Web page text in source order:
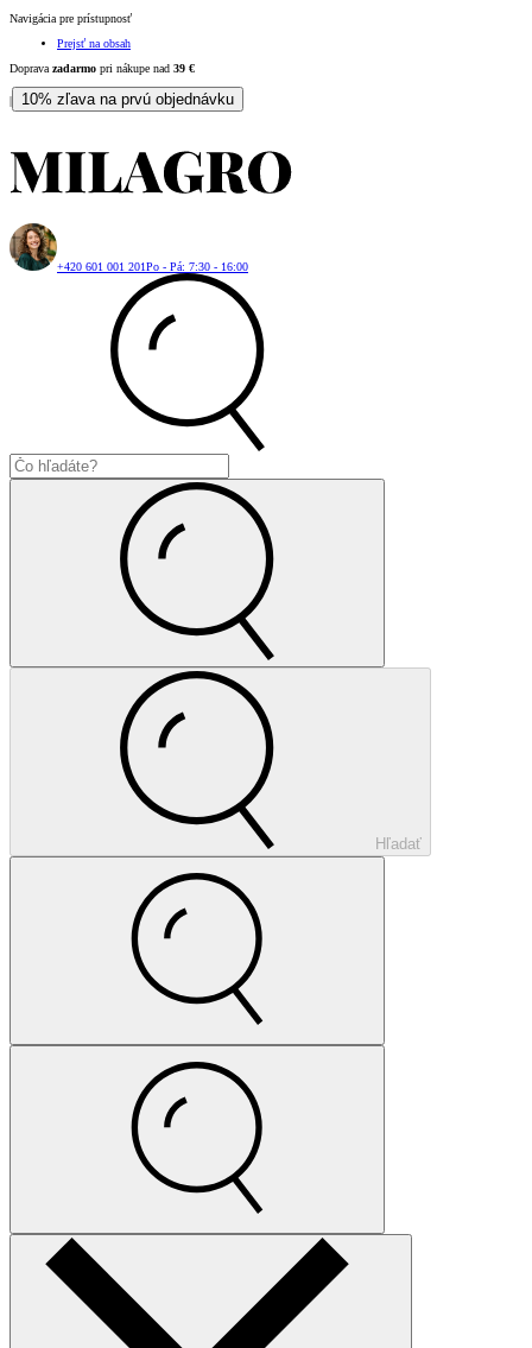
Navigácia pre prístupnosť
Prejsť na obsah
Doprava zadarmo pri nákupe nad 39 €
| 10% zľava na prvú objednávku
+420 601 001 201Po - Pá: 7:30 - 16:00
Hľadať